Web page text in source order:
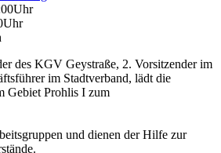
des KGV Geystraße, 2. Vorsitzender im
im Stadtverband, lädt die
Gebiet Prohlis I zum
und dienen der Hilfe zur